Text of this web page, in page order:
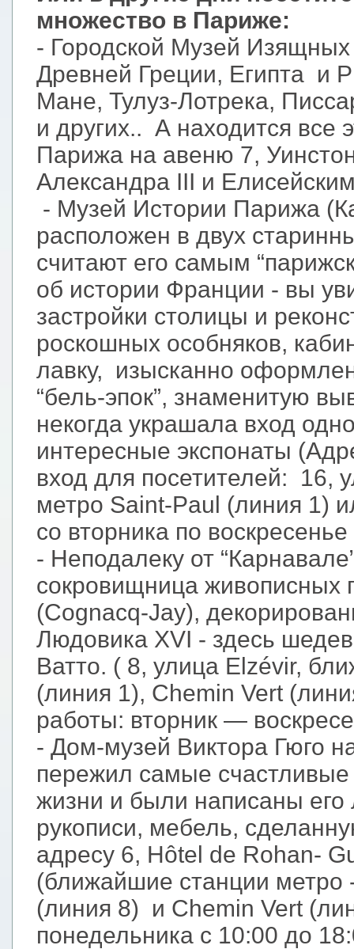
множество в Париже:
- Городской Музей Изящных
Древней Греции, Египта и
Мане, Тулуз-Лотрека,
и других.. А находится все
Парижа на авеню 7,
Александра III и
- Музей Истории Парижа
расположен в двух
считают его самым
об истории Франции - вы
застройки столицы и
роскошных особняков,
лавку, изысканно
“бель-эпок”, знаменитую
некогда украшала вход
интересные экспонаты
вход для посетителей: 16,
метро Saint-Paul (линия 1)
со вторника по
- Неподалеку от
сокровищница
(Cognacq-Jay),
Людовика XVI - здесь
Ватто. ( 8, улица Elzévir,
(линия 1), Chemin Vert
работы: вторник —
- Дом-музей Виктора Гюго
пережил самые
жизни и были написаны
рукописи, мебель,
адресу 6, Hôtel de Rohan-
(ближайшие станции метро
(линия 8) и Chemin Vert
понедельника с 10:00 до